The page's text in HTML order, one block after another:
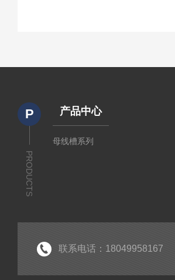
P
PRODUCTS
产品中心
母线槽系列
联系电话：18049958167